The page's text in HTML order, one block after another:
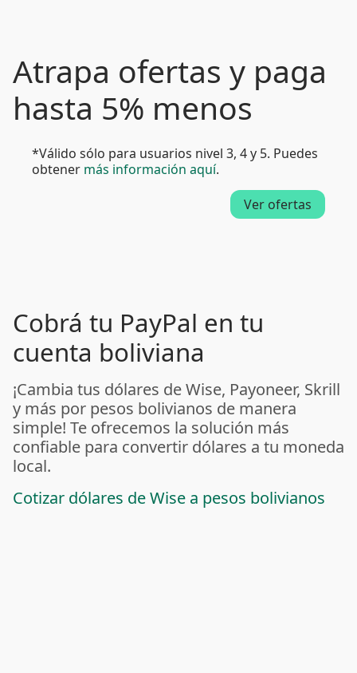
Atrapa ofertas y paga
hasta 5% menos
*Válido sólo para usuarios nivel 3, 4 y 5. Puedes
obtener más información aquí.
Ver ofertas
Cobrá tu PayPal en tu
cuenta boliviana
¡Cambia tus dólares de Wise, Payoneer, Skrill
y más por pesos bolivianos de manera
simple! Te ofrecemos la solución más
confiable para convertir dólares a tu moneda
local.
Cotizar dólares de Wise a pesos bolivianos